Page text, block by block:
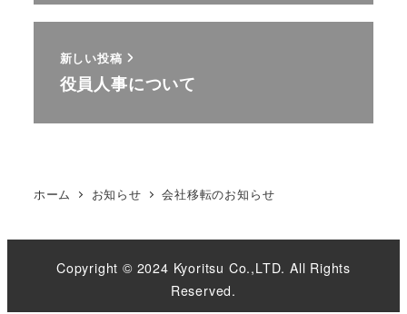
新しい投稿
役員人事について
ホーム お知らせ 会社移転のお知らせ
Copyright © 2024 Kyoritsu Co.,LTD. All Rights
Reserved.